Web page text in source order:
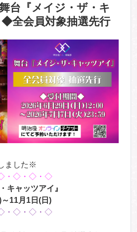
台『メイジ・ザ・キ
全会員対象抽選先行
ました※
・◇・◇・◇
キャッツアイ』
11月1日(日)
・◇・◇・◇